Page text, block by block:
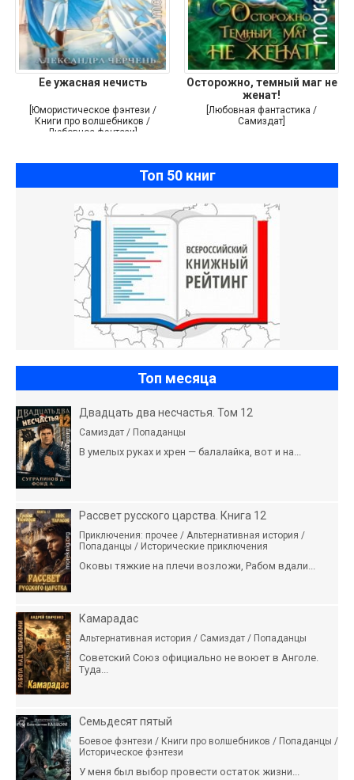
Ее ужасная нечисть
[Юмористическое фэнтези /
Книги про волшебников /
Любовное фэнтези]
Осторожно, темный маг не
женат!
[Любовная фантастика /
Самиздат]
Топ 50 книг
Топ месяца
Двадцать два несчастья. Том 12
Самиздат / Попаданцы
В умелых руках и хрен — балалайка, вот и на...
Рассвет русского царства. Книга 12
Приключения: прочее / Альтернативная история /
Попаданцы / Исторические приключения
Оковы тяжкие на плечи возложи, Рабом вдали...
Камарадас
Альтернативная история / Самиздат / Попаданцы
Советский Союз официально не воюет в Анголе.
Туда...
Семьдесят пятый
Боевое фэнтези / Книги про волшебников / Попаданцы /
Историческое фэнтези
У меня был выбор провести остаток жизни...